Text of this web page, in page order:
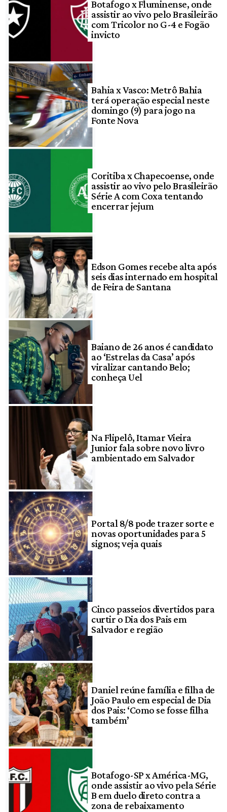
Botafogo x Fluminense, onde
assistir ao vivo pelo Brasileirão
com Tricolor no G-4 e Fogão
invicto
Bahia x Vasco: Metrô Bahia
terá operação especial neste
domingo (9) para jogo na
Fonte Nova
Coritiba x Chapecoense, onde
assistir ao vivo pelo Brasileirão
Série A com Coxa tentando
encerrar jejum
Edson Gomes recebe alta após
seis dias internado em hospital
de Feira de Santana
Baiano de 26 anos é candidato
ao ‘Estrelas da Casa’ após
viralizar cantando Belo;
conheça Uel
Na Flipelô, Itamar Vieira
Junior fala sobre novo livro
ambientado em Salvador
Portal 8/8 pode trazer sorte e
novas oportunidades para 5
signos; veja quais
Cinco passeios divertidos para
curtir o Dia dos Pais em
Salvador e região
Daniel reúne família e filha de
João Paulo em especial de Dia
dos Pais: ‘Como se fosse filha
também’
Botafogo-SP x América-MG,
onde assistir ao vivo pela Série
B em duelo direto contra a
zona de rebaixamento